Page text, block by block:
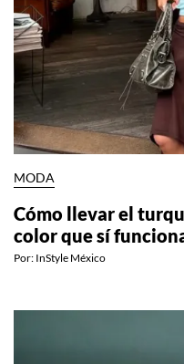
MODA
Cómo llevar el
color que sí
Por: InStyle México